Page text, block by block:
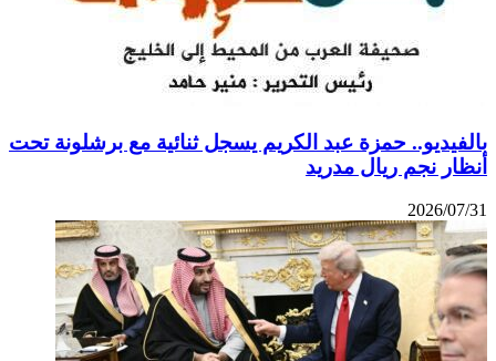
حمزة عبد الكريم يسجل ثنائية مع برشلونة تحت
نجم ريال مدريد
2026/07/